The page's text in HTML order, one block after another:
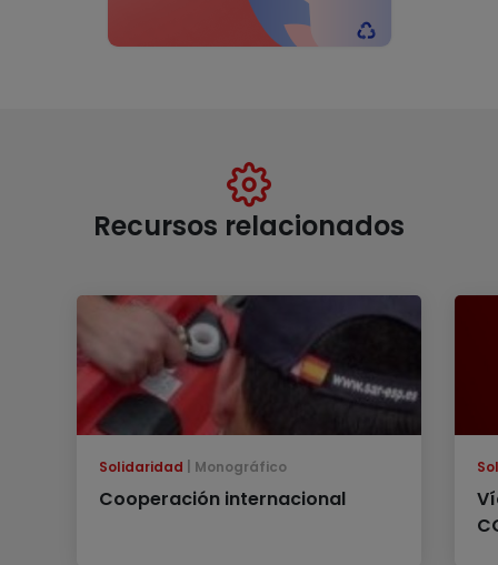
Recursos relacionados
Solidaridad Monográfico
Cooperación internacional